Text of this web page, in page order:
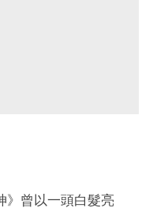
》曾以一頭白髮亮